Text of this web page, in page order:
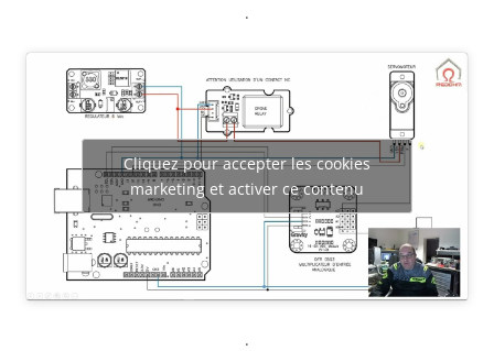
.
Cliquez pour accepter les cookies
marketing et activer ce contenu
.